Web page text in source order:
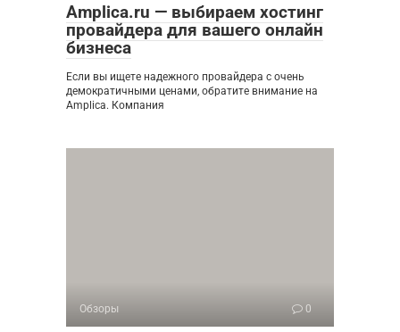
Amplica.ru — выбираем хостинг
провайдера для вашего онлайн
бизнеса
Если вы ищете надежного провайдера с очень
демократичными ценами, обратите внимание на
Amplica. Компания
Обзоры 0